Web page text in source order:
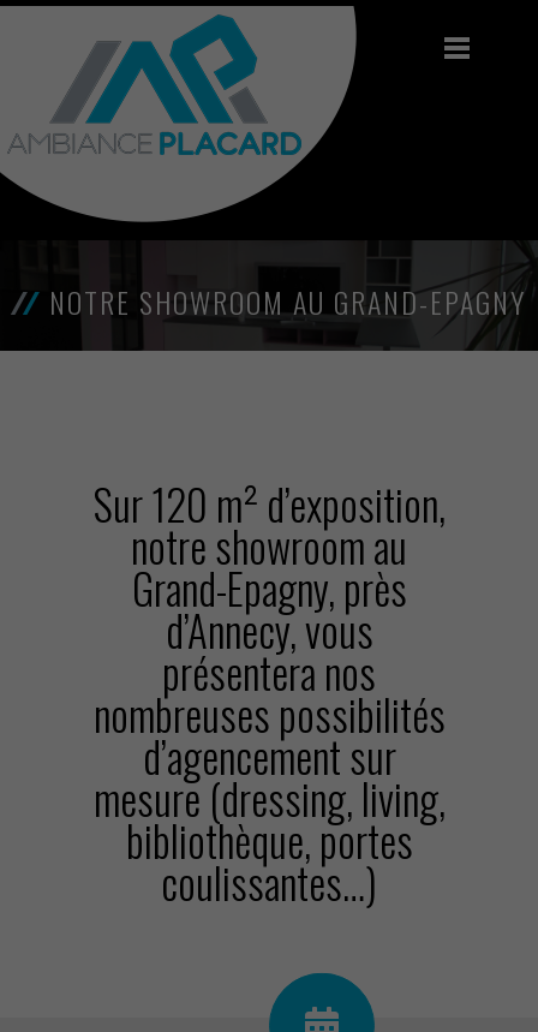
// NOTRE SHOWROOM AU GRAND-EPAGNY
Sur 120 m² d’exposition,
notre showroom au
Grand-Epagny, près
d’Annecy, vous
présentera nos
nombreuses possibilités
d’agencement sur
mesure (dressing, living,
bibliothèque, portes
coulissantes…)